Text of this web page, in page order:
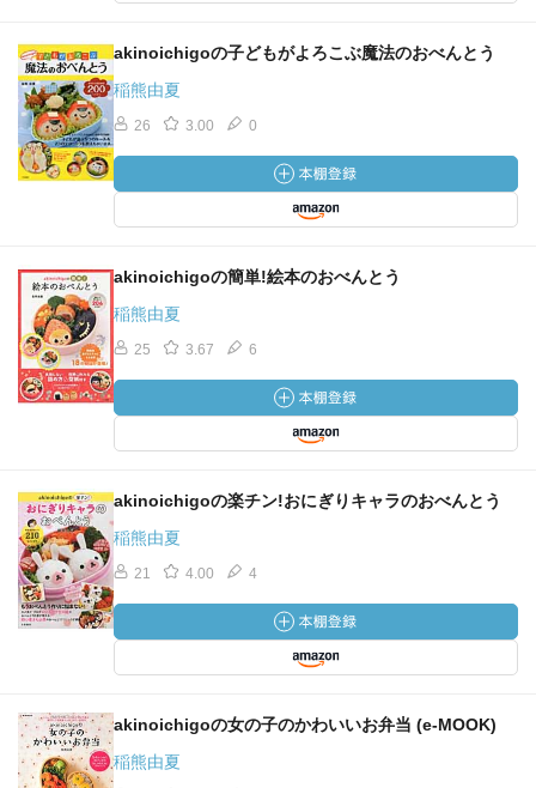
akinoichigoの子どもがよろこぶ魔法のおべんとう
稲熊由夏
26 3.00 0
akinoichigoの簡単!絵本のおべんとう
稲熊由夏
25 3.67 6
akinoichigoの楽チン!おにぎりキャラのおべんとう
稲熊由夏
21 4.00 4
akinoichigoの女の子のかわいいお弁当 (e‐MOOK)
稲熊由夏